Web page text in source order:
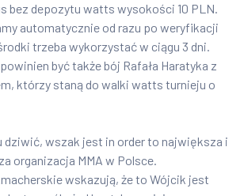
bez depozytu watts wysokości 10 PLN.
automatycznie od razu po weryfikacji
trzeba wykorzystać w ciągu 3 dni.
być także bój Rafała Haratyka z
którzy staną do walki watts turnieju o
dziwić, wszak jest in order to największa i
organizacja MMA w Polsce.
wskazują, że to Wójcik jest